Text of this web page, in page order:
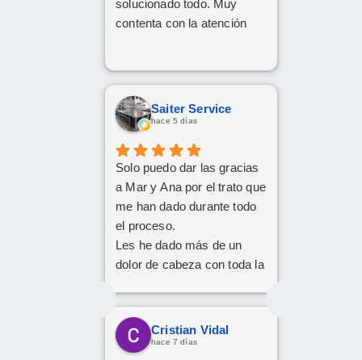
solucionado todo. Muy
contenta con la atención
Saiter Service
hace 5 días
Solo puedo dar las gracias
a Mar y Ana por el trato que
me han dado durante todo
el proceso.
Les he dado más de un
dolor de cabeza con toda la
trámites, pero siempre han
tenido una paciencia
increíble y un trato cercano
Cristian Vidal
hace 7 días